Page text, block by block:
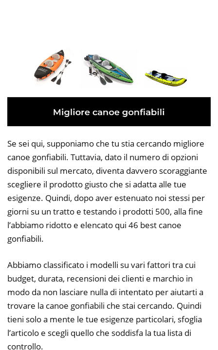
Se sei qui, supponiamo che tu stia cercando migliore
canoe gonfiabili. Tuttavia, dato il numero di opzioni
disponibili sul mercato, diventa davvero scoraggiante
scegliere il prodotto giusto che si adatta alle tue
esigenze. Quindi, dopo aver estenuato noi stessi per
giorni su un tratto e testando i prodotti 500, alla fine
l’abbiamo ridotto e elencato qui 46 best canoe
gonfiabili.
Abbiamo classificato i modelli su vari fattori tra cui
budget, durata, recensioni dei clienti e marchio in
modo da non lasciare nulla di intentato per aiutarti a
trovare la canoe gonfiabili che stai cercando. Quindi
tieni solo a mente le tue esigenze particolari, sfoglia
l’articolo e scegli quello che soddisfa la tua lista di
controllo.